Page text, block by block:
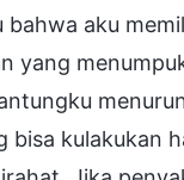
aku
yang
kulakukan